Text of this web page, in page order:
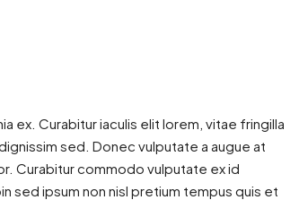
ex. Curabitur iaculis elit lorem, vitae fringilla
sed. Donec vulputate a augue at
Curabitur commodo vulputate ex id
sed ipsum non nisl pretium tempus quis et